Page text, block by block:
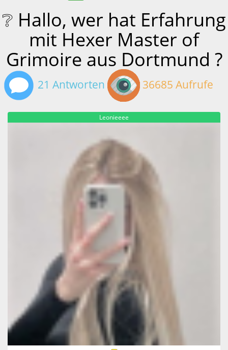
❔ Hallo, wer hat Erfahrung
mit Hexer Master of
Grimoire aus Dortmund ?
21 Antworten 36685 Aufrufe
Leonieeee